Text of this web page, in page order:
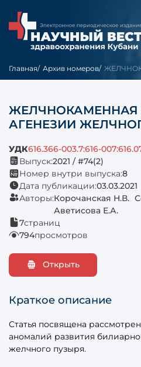
Главная Архив номеров
ЖЕЛЧНОКАМЕННАЯ
АГЕНЕЗИИ
УДК616.366-003.7:616-
Выпуск:2021 / #74(2)
Номер внутри выпуска:8
Дата публикации:03.03.2021
Авторы:Корочанская Н.В.
Аветисова Е.А.
7страниц
794просмотров
Открыть
Краткое описание
Статья посвящена
аномалий развития
желчного пузыря.